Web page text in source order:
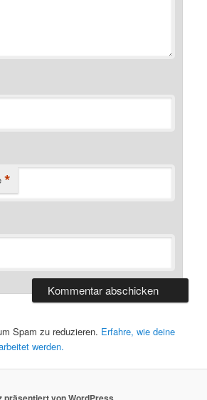
*
Spam zu reduzieren. Erfahre, wie deine
werden.